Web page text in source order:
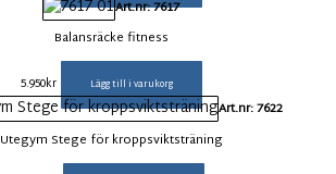
Art.nr: 7617
Balansräcke fitness
5.950kr Lägg till i varukorg
Art.nr: 7622
Utegym Stege för kroppsviktsträning